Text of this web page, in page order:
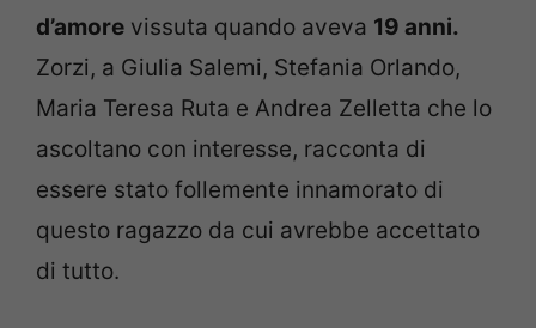
d’amore vissuta quando aveva 19 anni.
Zorzi, a Giulia Salemi, Stefania Orlando,
Maria Teresa Ruta e Andrea Zelletta che lo
ascoltano con interesse, racconta di
essere stato follemente innamorato di
questo ragazzo da cui avrebbe accettato
di tutto.